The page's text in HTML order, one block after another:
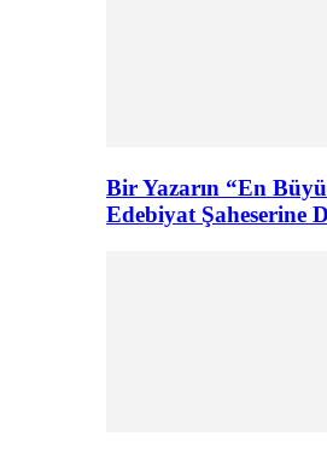
Bir Yazarın “En
Edebiyat Şaheserine